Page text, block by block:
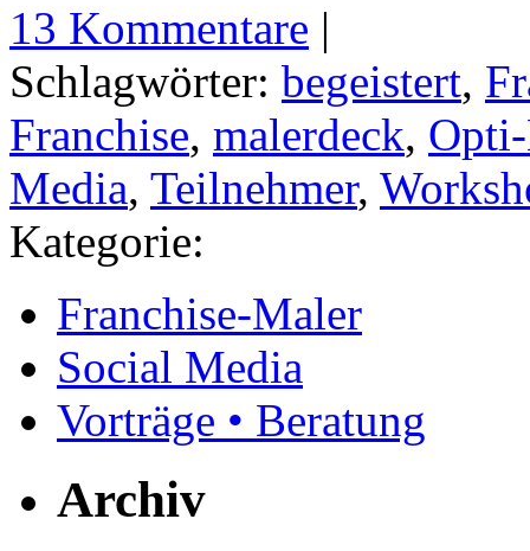
13 Kommentare |
Schlagwörter: begeistert,
Franchise, malerdeck,
Media, Teilnehmer,
Kategorie:
Franchise-Maler
Social Media
Vorträge • Beratung
Archiv